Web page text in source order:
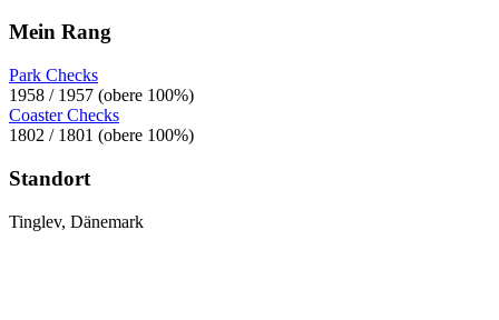
Mein Rang
Park Checks
1958 / 1957 (obere 100%)
Coaster Checks
1802 / 1801 (obere 100%)
Standort
Tinglev, Dänemark